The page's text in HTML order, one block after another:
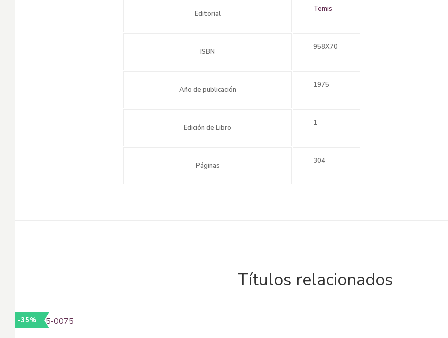
Editorial
Temis
ISBN
958X70
Año de publicación
1975
Edición de Libro
1
Páginas
304
Títulos relacionados
-35%